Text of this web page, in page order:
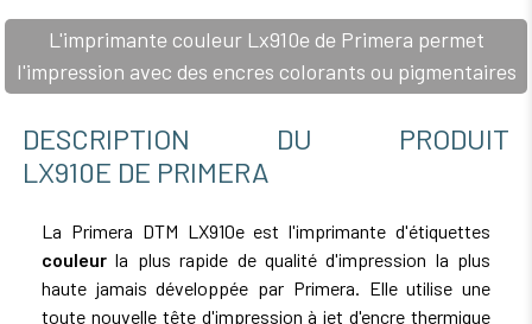
L'imprimante couleur Lx910e de Primera permet
l'impression avec des encres colorants ou pigmentaires
DESCRIPTION DU PRODUIT
LX910E DE PRIMERA
La Primera DTM LX910e est l'imprimante d'étiquettes
couleurla plus rapide de qualité d'impression la plus
haute jamais développée par Primera. Elle utilise une
toute nouvelle tête d'impression à jet d'encre thermique